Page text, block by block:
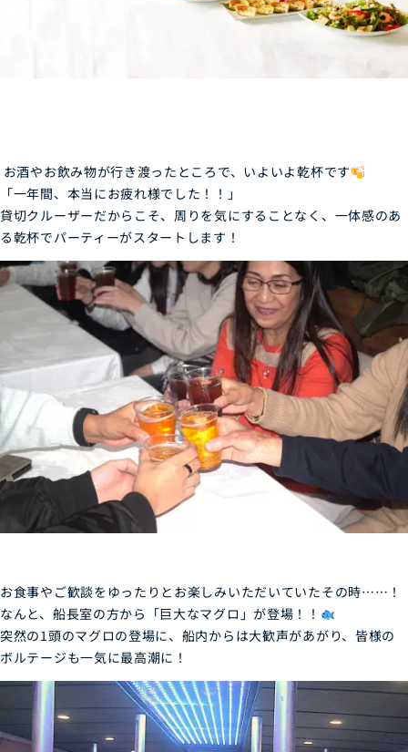
お酒やお飲み物が行き渡ったところで、いよいよ乾杯です
「一年間、本当にお疲れ様でした！！」
貸切クルーザーだからこそ、周りを気にすることなく、一体感のあ
る乾杯でパーティーがスタートします！
お食事やご歓談をゆったりとお楽しみいただいていたその時……！
なんと、船長室の方から「巨大なマグロ」が登場！！
突然の1頭のマグロの登場に、船内からは大歓声があがり、皆様の
ボルテージも一気に最高潮に！